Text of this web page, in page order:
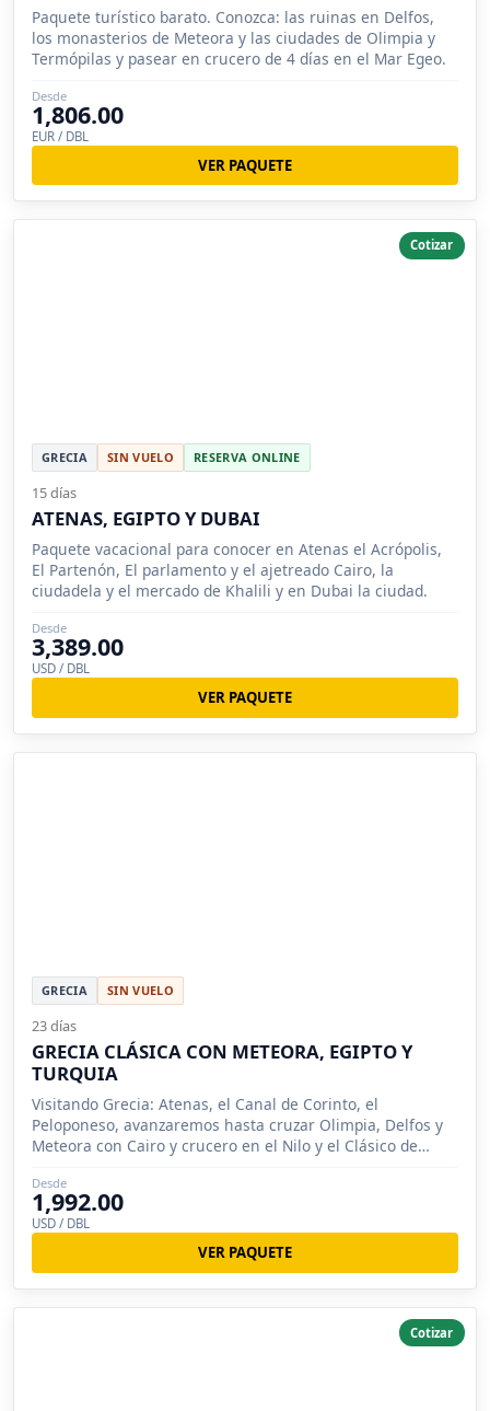
Paquete turístico barato. Conozca: las ruinas en Delfos,
los monasterios de Meteora y las ciudades de Olimpia y
Termópilas y pasear en crucero de 4 días en el Mar Egeo.
Desde
1,806.00
EUR / DBL
VER PAQUETE
Cotizar
GRECIA SIN VUELO RESERVA ONLINE
15 días
ATENAS, EGIPTO Y DUBAI
Paquete vacacional para conocer en Atenas el Acrópolis,
El Partenón, El parlamento y el ajetreado Cairo, la
ciudadela y el mercado de Khalili y en Dubai la ciudad.
Desde
3,389.00
USD / DBL
VER PAQUETE
GRECIA SIN VUELO
23 días
GRECIA CLÁSICA CON METEORA, EGIPTO Y
TURQUIA
Visitando Grecia: Atenas, el Canal de Corinto, el
Peloponeso, avanzaremos hasta cruzar Olimpia, Delfos y
Meteora con Cairo y crucero en el Nilo y el Clásico de
Desde
1,992.00
USD / DBL
VER PAQUETE
Cotizar